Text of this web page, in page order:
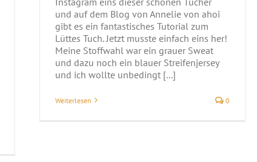
und auf dem Blog von Annelie von ahoi
gibt es ein fantastisches Tutorial zum
Lüttes Tuch. Jetzt musste einfach eins her!
Meine Stoffwahl war ein grauer Sweat
und dazu noch ein blauer Streifenjersey
und ich wollte unbedingt [...]
Weiterlesen 0